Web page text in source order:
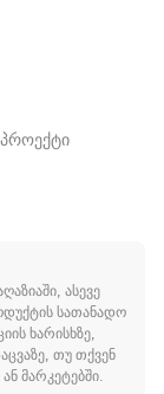
ასევე
სათანადო
ხარისხზე,
თუ თქვენ
მარკეტებში.